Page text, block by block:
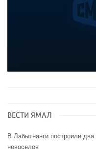
ВЕСТИ ЯМАЛ
В Лабытнанги построили
новоселов